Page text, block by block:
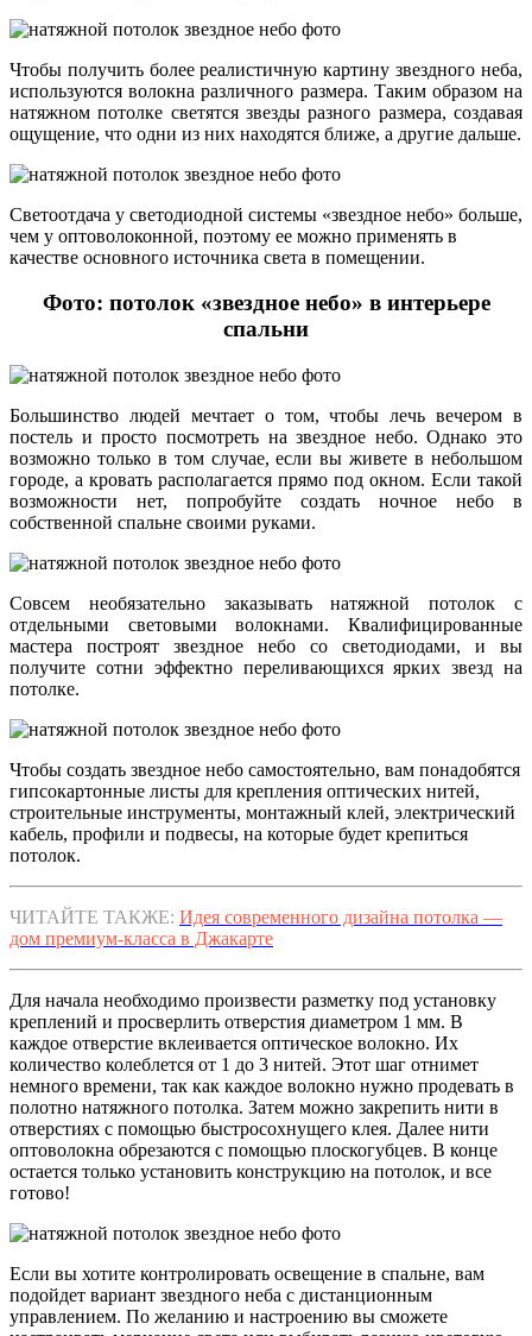
Чтобы получить более реалистичную картину звездного неба,
используются волокна различного размера. Таким образом на
натяжном потолке светятся звезды разного размера, создавая
ощущение, что одни из них находятся ближе, а другие дальше.
Светоотдача у светодиодной системы «звездное небо» больше,
чем у оптоволоконной, поэтому ее можно применять в
качестве основного источника света в помещении.
Фото: потолок «звездное небо» в интерьере
спальни
Большинство людей мечтает о том, чтобы лечь вечером в
постель и просто посмотреть на звездное небо. Однако это
возможно только в том случае, если вы живете в небольшом
городе, а кровать располагается прямо под окном. Если такой
возможности нет, попробуйте создать ночное небо в
собственной спальне своими руками.
Совсем необязательно заказывать натяжной потолок с
отдельными световыми волокнами. Квалифицированные
мастера построят звездное небо со светодиодами, и вы
получите сотни эффектно переливающихся ярких звезд на
потолке.
Чтобы создать звездное небо самостоятельно, вам понадобятся
гипсокартонные листы для крепления оптических нитей,
строительные инструменты, монтажный клей, электрический
кабель, профили и подвесы, на которые будет крепиться
потолок.
ЧИТАЙТЕ ТАКЖЕ: Идея современного дизайна потолка —
дом премиум-класса в Джакарте
Для начала необходимо произвести разметку под установку
креплений и просверлить отверстия диаметром 1 мм. В
каждое отверстие вклеивается оптическое волокно. Их
количество колеблется от 1 до 3 нитей. Этот шаг отнимет
немного времени, так как каждое волокно нужно продевать в
полотно натяжного потолка. Затем можно закрепить нити в
отверстиях с помощью быстросохнущего клея. Далее нити
оптоволокна обрезаются с помощью плоскогубцев. В конце
остается только установить конструкцию на потолок, и все
готово!
Если вы хотите контролировать освещение в спальне, вам
подойдет вариант звездного неба с дистанционным
управлением. По желанию и настроению вы сможете